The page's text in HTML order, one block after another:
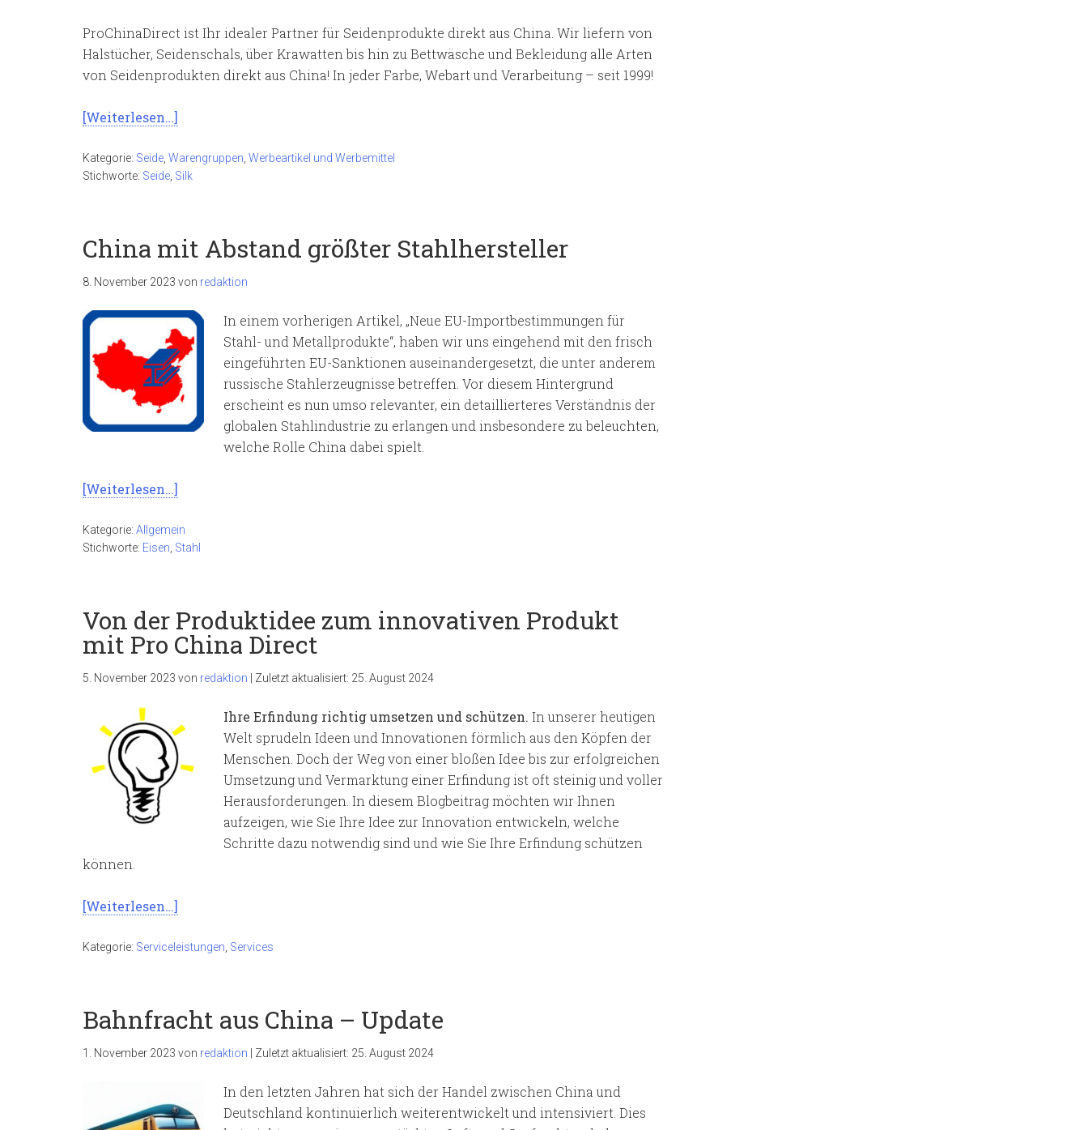
ProChinaDirect ist Ihr idealer Partner für Seidenprodukte direkt aus China. Wir liefern von
Halstücher, Seidenschals, über Krawatten bis hin zu Bettwäsche und Bekleidung alle Arten
von Seidenprodukten direkt aus China! In jeder Farbe, Webart und Verarbeitung – seit 1999!
[Weiterlesen…]
Kategorie: Seide Warengruppen Werbeartikel und Werbemittel
Stichworte: Seide Silk
China mit Abstand größter Stahlhersteller
8. November 2023 von redaktion
In einem vorherigen Artikel, „Neue EU-Importbestimmungen für
Stahl- und Metallprodukte“, haben wir uns eingehend mit den frisch
eingeführten EU-Sanktionen auseinandergesetzt, die unter anderem
russische Stahlerzeugnisse betreffen. Vor diesem Hintergrund
erscheint es nun umso relevanter, ein detaillierteres Verständnis der
globalen Stahlindustrie zu erlangen und insbesondere zu beleuchten,
welche Rolle China dabei spielt.
[Weiterlesen…]
Kategorie: Allgemein
Stichworte: Eisen Stahl
Von der Produktidee zum innovativen Produkt
mit Pro China Direct
5. November 2023 von redaktion Zuletzt aktualisiert: 25. August 2024
Ihre Erfindung richtig umsetzen und schützen. In unserer heutigen
Welt sprudeln Ideen und Innovationen förmlich aus den Köpfen der
Menschen. Doch der Weg von einer bloßen Idee bis zur erfolgreichen
Umsetzung und Vermarktung einer Erfindung ist oft steinig und voller
Herausforderungen. In diesem Blogbeitrag möchten wir Ihnen
aufzeigen, wie Sie Ihre Idee zur Innovation entwickeln, welche
Schritte dazu notwendig sind und wie Sie Ihre Erfindung schützen
können.
[Weiterlesen…]
Kategorie: Serviceleistungen Services
Bahnfracht aus China – Update
1. November 2023 von redaktion Zuletzt aktualisiert: 25. August 2024
In den letzten Jahren hat sich der Handel zwischen China und
Deutschland kontinuierlich weiterentwickelt und intensiviert. Dies